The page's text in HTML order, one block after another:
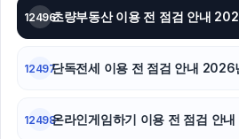
12496초량부동산 이용 전 점검 안내
12497단독전세 이용 전 점검 안내
12498온라인게임하기 이용 전 점검 안